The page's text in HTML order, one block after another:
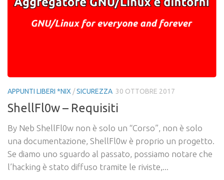
APPUNTI LIBERI *NIX /SICUREZZA 30 OTTOBRE 2017
ShellFl0w – Requisiti
By Neb ShellFl0w non è solo un “Corso”, non è solo
una documentazione, ShellFl0w è proprio un progetto.
Se diamo uno sguardo al passato, possiamo notare che
l’hacking è stato diffuso tramite le riviste,...